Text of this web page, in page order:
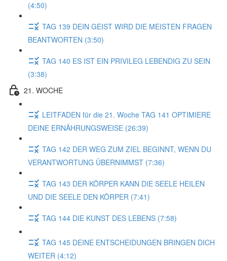
(4:50)
TAG 139 DEIN GEIST WIRD DIE MEISTEN FRAGEN
BEANTWORTEN (3:50)
TAG 140 ES IST EIN PRIVILEG LEBENDIG ZU SEIN
(3:38)
21. WOCHE
LEITFADEN für die 21. Woche TAG 141 OPTIMIERE
DEINE ERNÄHRUNGSWEISE (26:39)
TAG 142 DER WEG ZUM ZIEL BEGINNT, WENN DU
VERANTWORTUNG ÜBERNIMMST (7:36)
TAG 143 DER KÖRPER KANN DIE SEELE HEILEN
UND DIE SEELE DEN KÖRPER (7:41)
TAG 144 DIE KUNST DES LEBENS (7:58)
TAG 145 DEINE ENTSCHEIDUNGEN BRINGEN DICH
WEITER (4:12)